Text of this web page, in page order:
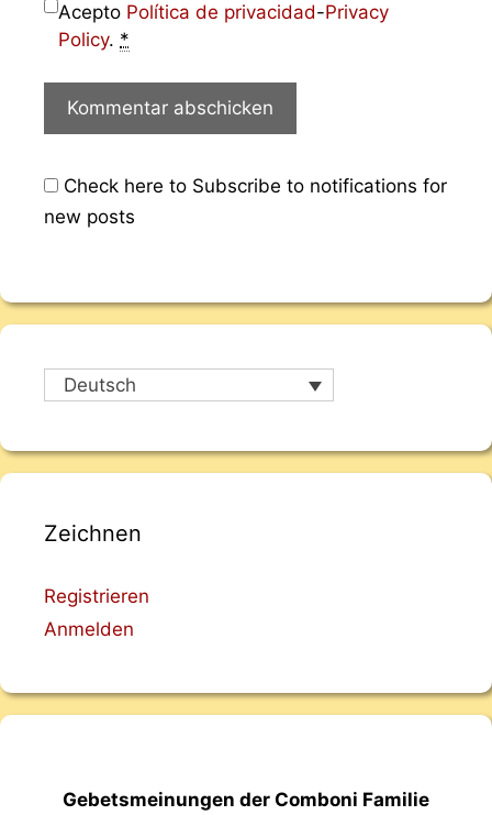
Acepto Política de privacidad-Privacy
Policy. *
Check here to Subscribe to notifications for
new posts
Deutsch
Zeichnen
Registrieren
Anmelden
Gebetsmeinungen der Comboni Familie